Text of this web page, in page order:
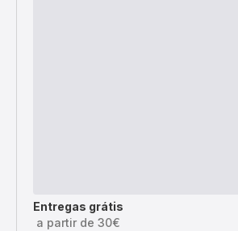
Entregas grátis
a partir de 30€